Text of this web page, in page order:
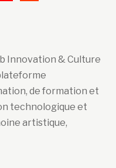
Innovation & Culture
de formation et
technologique et
artistique,